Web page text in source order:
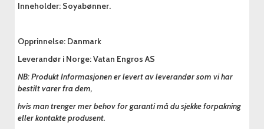
Inneholder: Soyabønner.
Opprinnelse: Danmark
Leverandør i Norge: Vatan Engros AS
NB: Produkt Informasjonen er levert av leverandør som vi har
bestilt varer fra dem,
hvis man trenger mer behov for garanti må du sjekke forpakning
eller kontakte produsent.